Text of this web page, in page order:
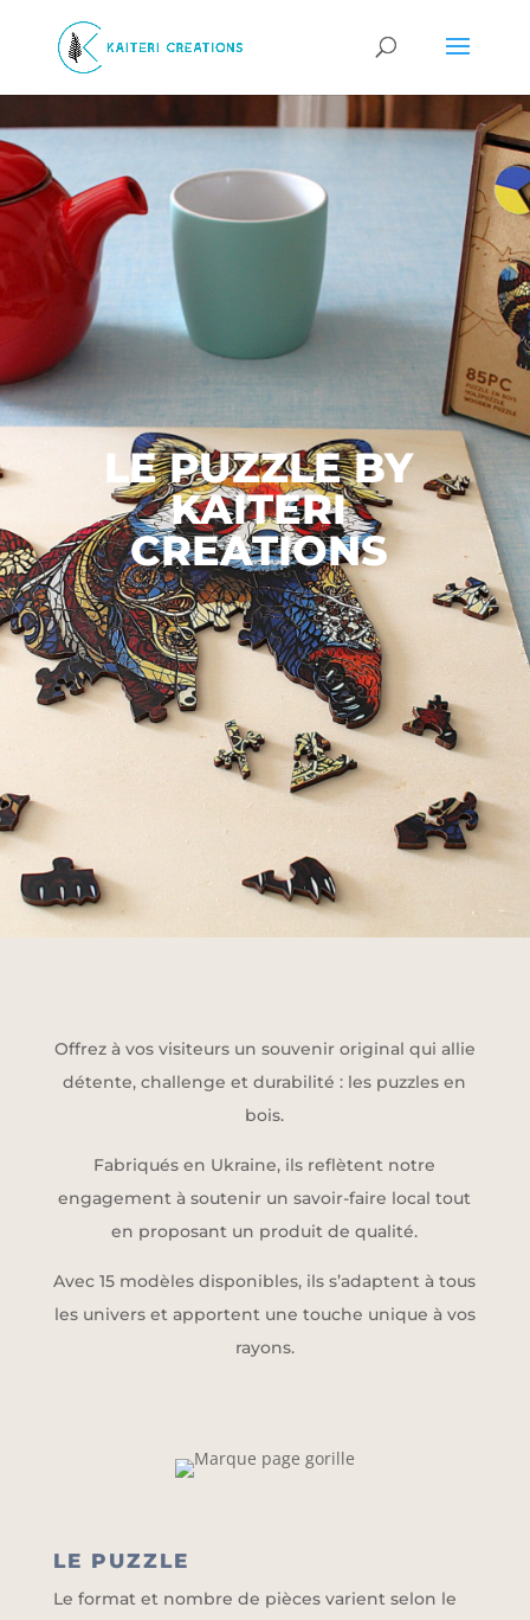
LE PUZZLE BY
KAITERI
CREATIONS
Offrez à vos visiteurs un souvenir original qui allie
détente, challenge et durabilité : les puzzles en
bois.
Fabriqués en Ukraine, ils reflètent notre
engagement à soutenir un savoir-faire local tout
en proposant un produit de qualité.
Avec 15 modèles disponibles, ils s’adaptent à tous
les univers et apportent une touche unique à vos
rayons.
LE PUZZLE
Le format et nombre de pièces varient selon le